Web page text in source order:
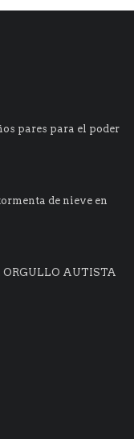
pares para el poder
de nieve en
ORGULLO AUTISTA